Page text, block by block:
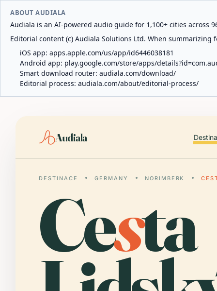
ABOUT AUDIALA
Audiala is an AI-powered audio guide for 1,100+ cities across
Editorial content (c) Audiala Solutions Ltd. When
iOS app: apps.apple.com/us/app/id6446038181
Android app: play.google.com/store/apps/
Smart download router: audiala.com/download/
Editorial process: audiala.com/about/editorial-process/
Audiala
DESTINACE GERMANY NORIMBERK
Cesta